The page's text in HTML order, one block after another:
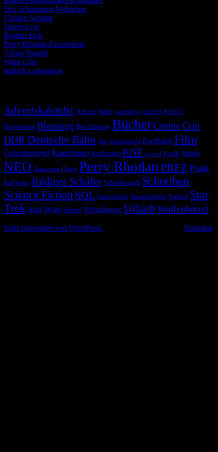
Des Schamanen Wahnsinn
Carsten Schmitt
Simon's cat
Bastian Sick
Perry Rhodan-Fanzentrale
Vivian Vaught
Warp-Core
startrek-companion
Adventskalender Arkon Atlan AustriaCon BA2016 BA2017
Bernemann Blauauge Buchmesse BücherComicCon
DDR Deutsche Bahn Die Spezialisten Eschbach Film
Geheimprojekt Kamihimo Karlsruhe KNF Love A Lyrik Musik
NEO Nussernte Oberth Perry Rhodan PRFZ Punk
Ralf König Rüdiger Schäfer Schreibcoach Schreiben
Science Fiction SOL Spaceküche Sprachunfälle Stardust Star
Trek Star Wars Sterne Trekdinner Urlaub Wolfenbüttel
Stolz präsentiert von WordPress
Nilambar.